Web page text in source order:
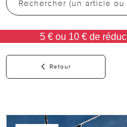
5 € ou 10 € de
Retour